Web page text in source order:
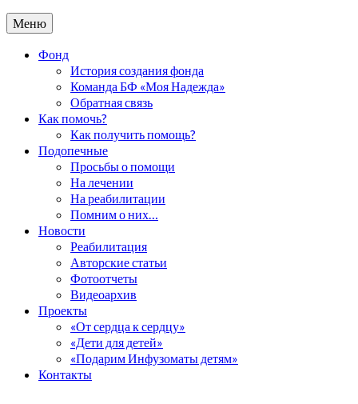
Меню
Фонд
История создания фонда
Команда БФ «Моя Надежда»
Обратная связь
Как помочь?
Как получить помощь?
Подопечные
Просьбы о помощи
На лечении
На реабилитации
Помним о них…
Новости
Реабилитация
Авторские статьи
Фотоотчеты
Видеоархив
Проекты
«От сердца к сердцу»
«Дети для детей»
«Подарим Инфузоматы детям»
Контакты